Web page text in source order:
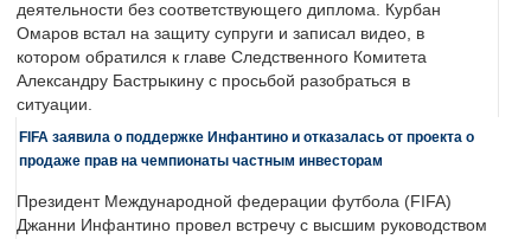
деятельности без соответствующего диплома. Курбан
Омаров встал на защиту супруги и записал видео, в
котором обратился к главе Следственного Комитета
Александру Бастрыкину с просьбой разобраться в
ситуации.
FIFA заявила о поддержке Инфантино и отказалась от проекта о
продаже прав на чемпионаты частным инвесторам
Президент Международной федерации футбола (FIFA)
Джанни Инфантино провел встречу с высшим руководством